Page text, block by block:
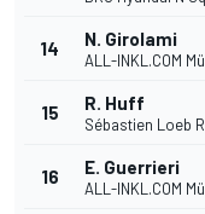
14 N. Girolami
ALL-INKL.COM
15 R. Huff
Sébastien Loeb
16 E. Guerrieri
ALL-INKL.COM